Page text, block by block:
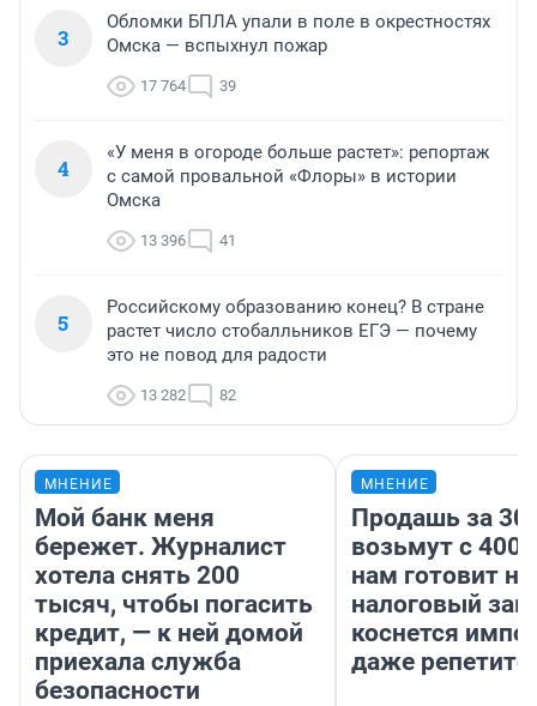
3
Обломки БПЛА упали в поле в окрестностях
Омска — вспыхнул пожар
17 764 39
4
«У меня в огороде больше растет»: репортаж
с самой провальной «Флоры» в истории
Омска
13 396 41
5
Российскому образованию конец? В стране
растет число стобалльников ЕГЭ — почему
это не повод для радости
13 282 82
МНЕНИЕ
Мой банк меня
бережет. Журналист
хотела снять 200
тысяч, чтобы погасить
кредит, — к ней домой
приехала служба
безопасности
МНЕНИЕ
Продашь за
возьмут с
нам готовит
налоговый
коснется
даже